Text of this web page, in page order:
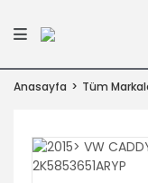
Anasayfa Tüm